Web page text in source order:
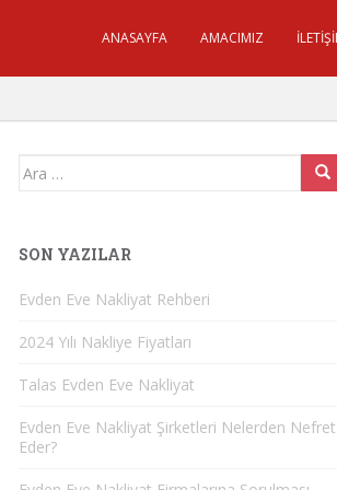
ANASAYFA AMACIMIZ
Arama
SON YAZILAR
Evden Eve Nakliyat Rehberi
2024 Yılı Nakliye Fiyatları
Talas Evden Eve Nakliyat
Evden Eve Nakliyat Şirketleri Nelerden Nefret
Eder?